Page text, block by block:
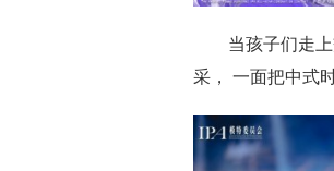
当孩子们走
采， 一面把中式